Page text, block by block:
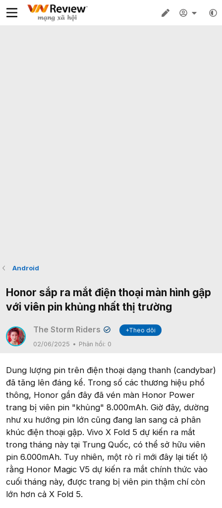
Android
Honor sắp ra mắt điện thoại màn hình gập
với viên pin khủng nhất thị trường
The Storm Riders ✔
+Theo dõi
02/06/2025
Phản hồi: 0
Dung lượng pin trên điện thoại dạng thanh (candybar)
đã tăng lên đáng kể. Trong số các thương hiệu phổ
thông, Honor gần đây đã vén màn Honor Power
trang bị viên pin "khủng" 8.000mAh. Giờ đây, dường
như xu hướng pin lớn cũng đang lan sang cả phân
khúc điện thoại gập. Vivo X Fold 5 dự kiến ra mắt
trong tháng này tại Trung Quốc, có thể sở hữu viên
pin 6.000mAh. Tuy nhiên, một rò rỉ mới đây lại tiết lộ
rằng Honor Magic V5 dự kiến ra mắt chính thức vào
cuối tháng này, được trang bị viên pin thậm chí còn
lớn hơn cả X Fold 5.